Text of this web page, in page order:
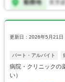
更新日：2026年5月21日
パート・アルバイト
病院・クリニック
い）